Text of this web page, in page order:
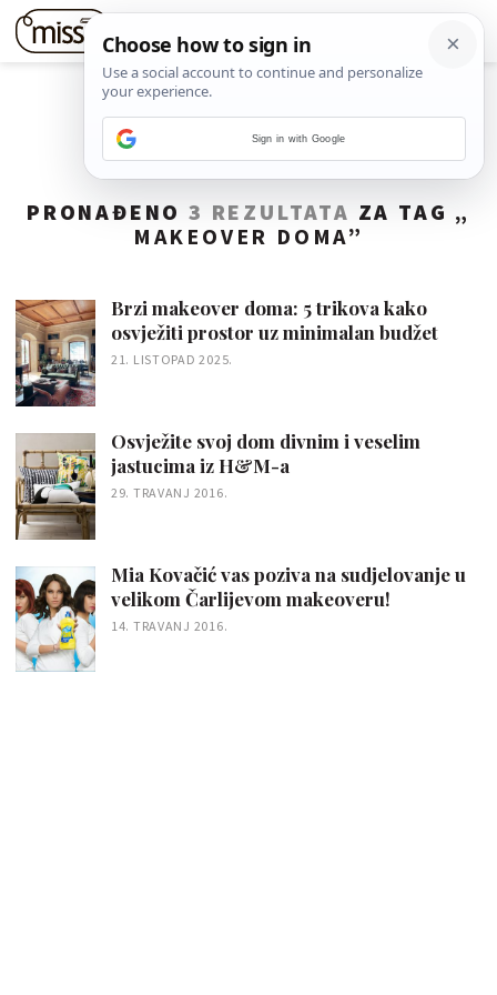
PRONAĐENO 3 REZULTATA ZA TAG „
MAKEOVER DOMA”
Brzi makeover doma: 5 trikova kako
osvježiti prostor uz minimalan budžet
21. LISTOPAD 2025.
Osvježite svoj dom divnim i veselim
jastucima iz H&M-a
29. TRAVANJ 2016.
Mia Kovačić vas poziva na sudjelovanje u
velikom Čarlijevom makeoveru!
14. TRAVANJ 2016.
Sign in with Google